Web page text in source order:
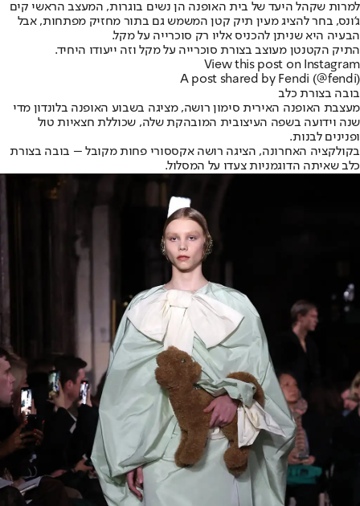
למרות שקהל היעד של בית האופנה הן נשים בוגרות, המעצב הראשי קים
ג'ונס, בחר להציג מעין תיק קטן המשמש גם בתור מחזיק מפתחות, אבל
הבעיה היא שניתן להכניס אליו רק סוכרייה על מקל.
התיק הקטנטן מעוצב בצורת סוכרייה על מקל וזה ייעודו היחיד.
View this post on Instagram
A post shared by Fendi (@fendi)
בובה בצורת כלב
מעצבת האופנה האירית סימון רושה, מציגה בשבוע האופנה בלונדון מדי
שנה וידועה בשפה העיצובית המובהקת שלה, שכוללת חצאיות טול
ופנינים לבנות.
בקולקציה האחרונה, הציגה רושה אקססורי פחות מקובל – בובה בצורת
כלב שאיתה הדוגמניות צעדו על המסלול.